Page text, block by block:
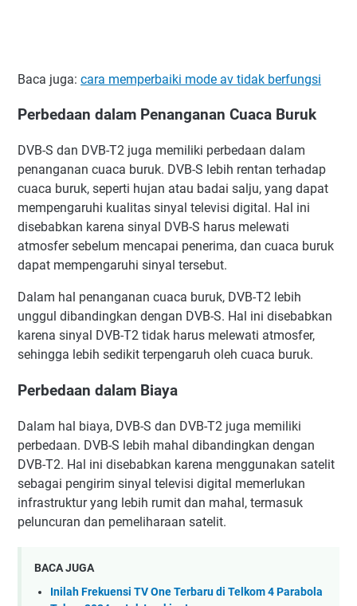
Baca juga: cara memperbaiki mode av tidak berfungsi
Perbedaan dalam Penanganan Cuaca Buruk
DVB-S dan DVB-T2 juga memiliki perbedaan dalam
penanganan cuaca buruk. DVB-S lebih rentan terhadap
cuaca buruk, seperti hujan atau badai salju, yang dapat
mempengaruhi kualitas sinyal televisi digital. Hal ini
disebabkan karena sinyal DVB-S harus melewati
atmosfer sebelum mencapai penerima, dan cuaca buruk
dapat mempengaruhi sinyal tersebut.
Dalam hal penanganan cuaca buruk, DVB-T2 lebih
unggul dibandingkan dengan DVB-S. Hal ini disebabkan
karena sinyal DVB-T2 tidak harus melewati atmosfer,
sehingga lebih sedikit terpengaruh oleh cuaca buruk.
Perbedaan dalam Biaya
Dalam hal biaya, DVB-S dan DVB-T2 juga memiliki
perbedaan. DVB-S lebih mahal dibandingkan dengan
DVB-T2. Hal ini disebabkan karena menggunakan satelit
sebagai pengirim sinyal televisi digital memerlukan
infrastruktur yang lebih rumit dan mahal, termasuk
peluncuran dan pemeliharaan satelit.
BACA JUGA
Inilah Frekuensi TV One Terbaru di Telkom 4 Parabola